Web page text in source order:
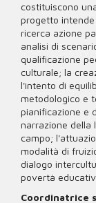
costituiscono
progetto
ricerca azione
analisi di
qualificazione
culturale; la
l'intento di
metodologico e
pianificazione e
narrazione della
campo;
modalità di
dialogo
povertà
Coordinatrice